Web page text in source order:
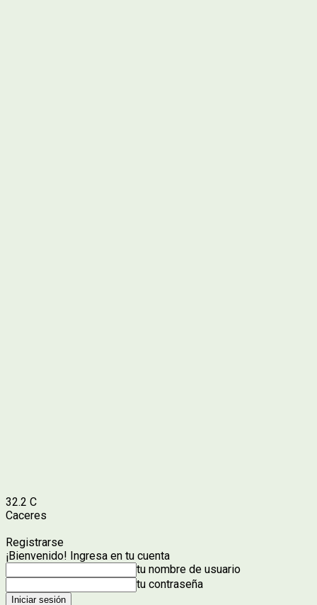
32.2 C
Caceres
Registrarse
¡Bienvenido! Ingresa en tu cuenta
tu nombre de usuario
tu contraseña